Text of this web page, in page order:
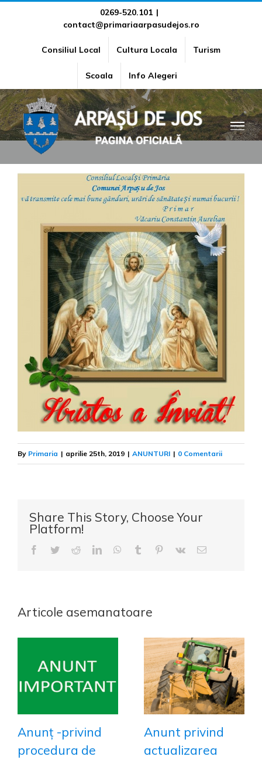
0269-520.101 |
contact@primariaarpasudejos.ro
Consiliul Local Cultura Locala Turism
Scoala Info Alegeri
Paste fericit !
By Primaria | aprilie 25th, 2019 | ANUNTURI | 0 Comentarii
Share This Story, Choose Your
Platform!
Facebook
TwitterRedditLinkedInWhatsApp
Tumblr Pinterest
Vk
E-
Articole asemanatoare
Anunț -privind
procedura de
Anunt privind
actualizarea